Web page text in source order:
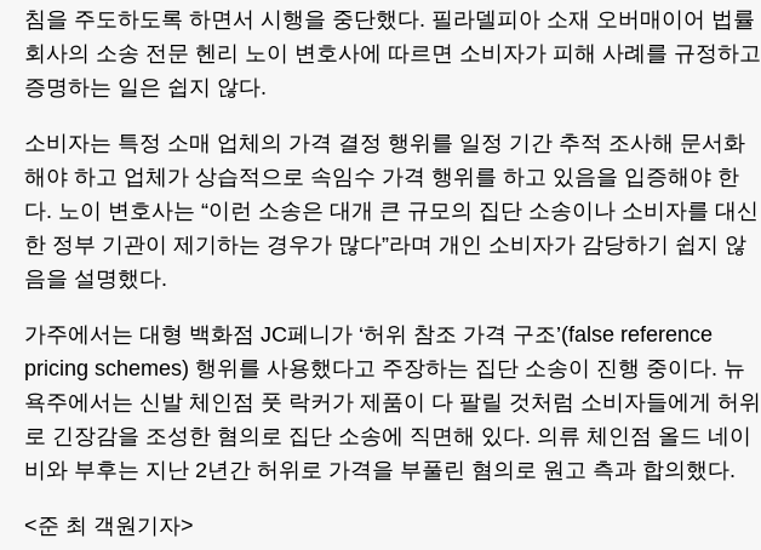
침을 주도하도록 하면서 시행을 중단했다. 필라델피아 소재 오버매이어 법률
회사의 소송 전문 헨리 노이 변호사에 따르면 소비자가 피해 사례를 규정하고
증명하는 일은 쉽지 않다.
소비자는 특정 소매 업체의 가격 결정 행위를 일정 기간 추적 조사해 문서화
해야 하고 업체가 상습적으로 속임수 가격 행위를 하고 있음을 입증해야 한
다. 노이 변호사는 “이런 소송은 대개 큰 규모의 집단 소송이나 소비자를 대신
한 정부 기관이 제기하는 경우가 많다”라며 개인 소비자가 감당하기 쉽지 않
음을 설명했다.
가주에서는 대형 백화점 JC페니가 ‘허위 참조 가격 구조’(false reference
pricing schemes) 행위를 사용했다고 주장하는 집단 소송이 진행 중이다. 뉴
욕주에서는 신발 체인점 풋 락커가 제품이 다 팔릴 것처럼 소비자들에게 허위
로 긴장감을 조성한 혐의로 집단 소송에 직면해 있다. 의류 체인점 올드 네이
비와 부후는 지난 2년간 허위로 가격을 부풀린 혐의로 원고 측과 합의했다.
<준 최 객원기자>